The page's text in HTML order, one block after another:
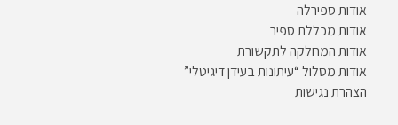
אודות ספירלה
אודות מכללת ספיר
אודות המחלקה לתקשורת
אודות מסלול “עיתונות בעידן דיגיטלי”
הצהרת נגישות